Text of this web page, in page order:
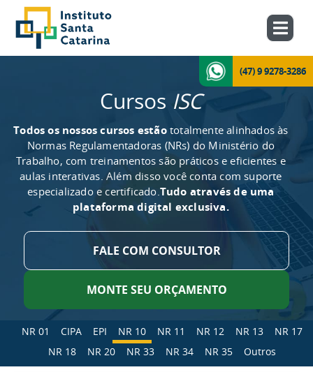
(47) 9 9278-3286
Cursos ISC
Todos os nossos cursos estãototalmente alinhados às
Normas Regulamentadoras (NRs) do Ministério do
Trabalho, com treinamentos são práticos e eficientes e
aulas interativas. Além disso você conta com suporte
especializado e certificado.Tudo através de uma
plataforma digital exclusiva.
FALE COM CONSULTOR
MONTE SEU ORÇAMENTO
NR 01 CIPA EPI NR 10 NR 11 NR 12 NR 13
NR 17
NR 18
NR 20 NR 33 NR 34 NR 35 Outros